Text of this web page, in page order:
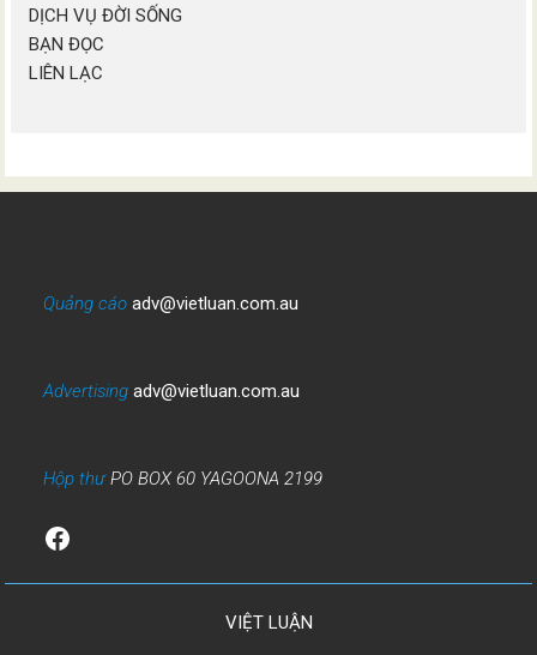
DỊCH VỤ ĐỜI SỐNG
BẠN ĐỌC
LIÊN LẠC
Quảng cáo adv@vietluan.com.au
Advertising adv@vietluan.com.au
Hộp thưPO BOX 60 YAGOONA 2199
Facebook
VIỆT LUẬN